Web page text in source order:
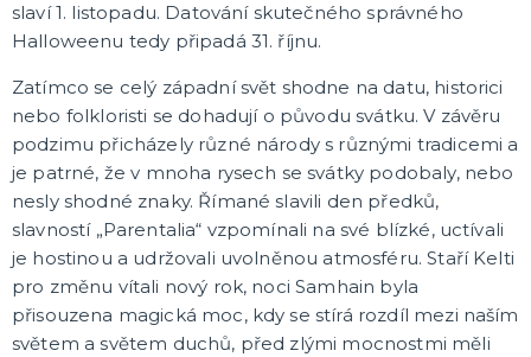
🎈 PÁRTY A OSLAVY PODLE VÁS!
Plesová sezóna
Maturitní plesy
Baby shower, narození miminka
Narozeninová oslava
Narozeninová jubilea
Výročí svatby
Párty a oslavy podle barev
Párty a oslavy dle typu
Dětská párty
Tematické dětské párty
Tématické párty
Tematické párty pro dospělé
DALŠÍ KATEGORIE
🌈 TEMATICKÉ OSLAVY
Oslavy podle barev
Párty sety
Pohádky a filmy
Fotbalová párty
Princeznovská a vílí párty
Dinosauří párty
Kočičí/psí párty
Vesmírná párty
Safari párty
Lesní párty
Pirátská párty
Divoký západ
Námořnická párty
Jednorožčí párty
Havajská párty
Moře a oceánská párty
Farmářská párty
Dopravní prostředky
DALŠÍ KATEGORIE
slaví 1. listopadu. Datování skutečného správného
Halloweenu tedy připadá 31. říjnu.
Zatímco se celý západní svět shodne na datu, historici
nebo folkloristi se dohadují o původu svátku. V závěru
podzimu přicházely různé národy s různými tradicemi a
je patrné, že v mnoha rysech se svátky podobaly, nebo
nesly shodné znaky. Římané slavili den předků,
slavností „Parentalia“ vzpomínali na své blízké, uctívali
je hostinou a udržovali uvolněnou atmosféru. Staří Kelti
pro změnu vítali nový rok, noci Samhain byla
přisouzena magická moc, kdy se stírá rozdíl mezi naším
světem a světem duchů, před zlými mocnostmi měli